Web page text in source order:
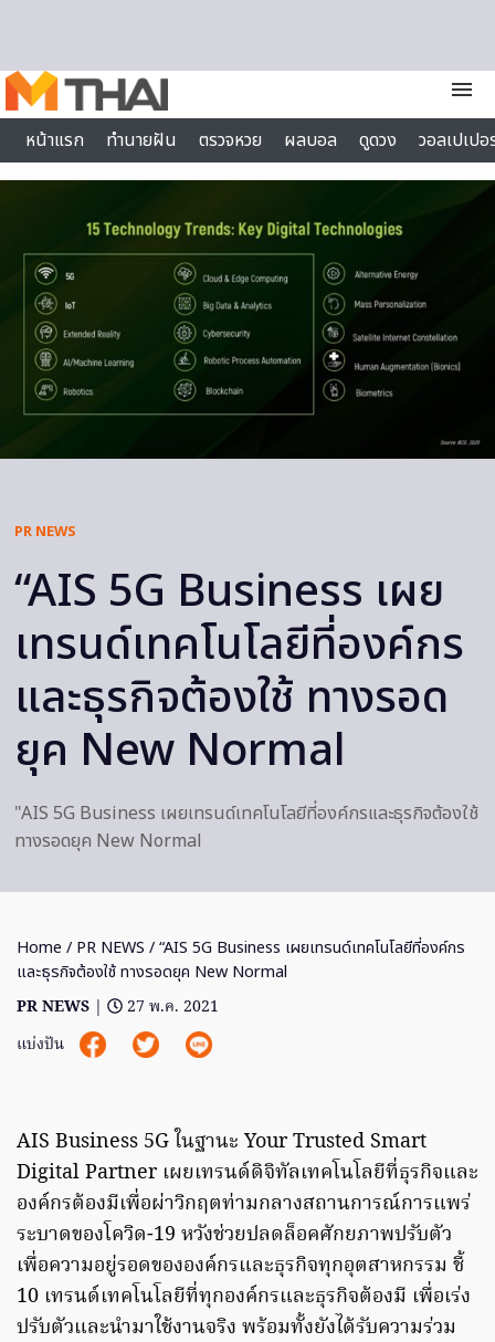
menu
หน้าแรก
ทำนายฝัน ตรวจหวย ผลบอล ดูดวง
วอลเปเป
ไลฟ์สไตล์
PR NEWS
“AIS 5G Business เผย
เทรนด์เทคโนโลยีที่องค์กร
และธุรกิจต้องใช้ ทางรอด
ยุค New Normal
"AIS 5G Business เผยเทรนด์เทคโนโลยีที่องค์กรและธุรกิจต้องใช้
ทางรอดยุค New Normal
Home / PR NEWS / “AIS 5G Business เผยเทรนด์เทคโนโลยีที่องค์กร
และธุรกิจต้องใช้ ทางรอดยุค New Normal
PR NEWS |
27 พ.ค. 2021
แบ่งปัน
AIS Business 5G ในฐานะ Your Trusted Smart
Digital Partner เผยเทรนด์ดิจิทัลเทคโนโลยีที่ธุรกิจและ
องค์กรต้องมีเพื่อผ่าวิกฤตท่ามกลางสถานการณ์การแพร่
ระบาดของโควิด-19 หวังช่วยปลดล็อคศักยภาพปรับตัว
เพื่อความอยู่รอดขององค์กรและธุรกิจทุกอุตสาหกรรม ชี้
10 เทรนด์เทคโนโลยีที่ทุกองค์กรและธุรกิจต้องมี เพื่อเร่ง
ปรับตัวและนำมาใช้งานจริง พร้อมทั้งยังได้รับความร่วม